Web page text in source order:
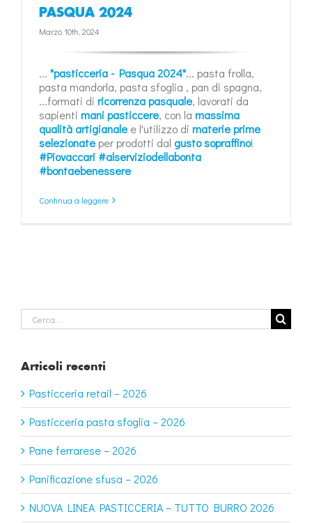
PASQUA 2024
Marzo 10th, 2024
... "pasticceria - Pasqua 2024"... pasta frolla,
pasta mandorla, pasta sfoglia , pan di spagna,
...formati di ricorrenza pasquale, lavorati da
sapienti mani pasticcere, con la massima
qualità artigianale e l'utilizzo di materie prime
selezionate per prodotti dal gusto sopraffino!
#Piovaccari #alserviziodellabonta
#bontaebenessere
Continua a leggere
Cerca
per:
Articoli recenti
Pasticceria retail – 2026
Pasticceria pasta sfoglia – 2026
Pane ferrarese – 2026
Panificazione sfusa – 2026
NUOVA LINEA PASTICCERIA – TUTTO BURRO 2026